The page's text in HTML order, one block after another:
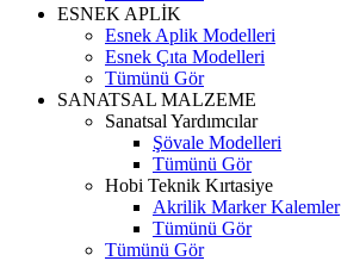
ESNEK APLİK
Esnek Aplik Modelleri
Esnek Çıta Modelleri
Tümünü Gör
SANATSAL MALZEME
Sanatsal Yardımcılar
Şövale Modelleri
Tümünü Gör
Hobi Teknik Kırtasiye
Akrilik Marker Kalemler
Tümünü Gör
Tümünü Gör